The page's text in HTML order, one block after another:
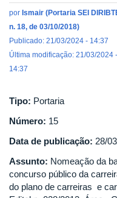
por Ismair (Portaria SEI
n. 18, de 03/10/2018)
Publicado: 21/03/2024 - 14:37
Última modificação: 21/03/2024 -
14:37
Tipo: Portaria
Número: 15
Data de publicação: 28/
Assunto: Nomeação da
concurso público da
do plano de carreiras e